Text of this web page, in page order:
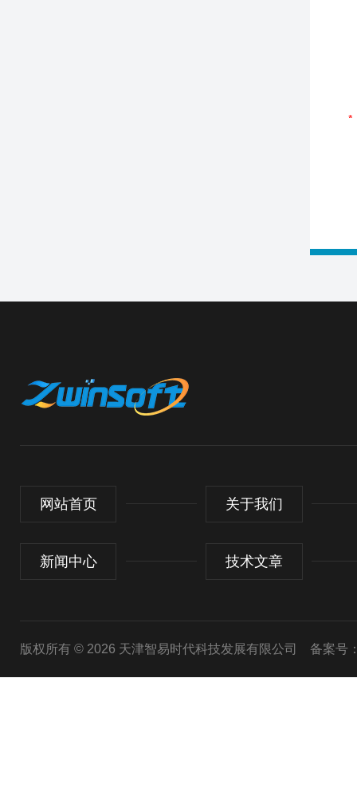
网站首页 关于我们
新闻中心 技术文章
版权所有 © 2026 天津智易时代科技发展有限公司 备案号